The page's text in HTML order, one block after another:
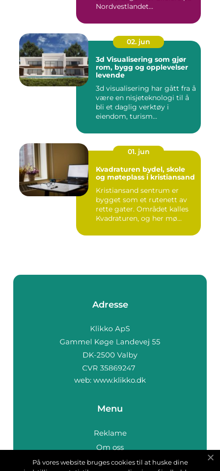
Nordvestlandet...
02. jun
3d Visualisering som gjør
rom, bygg og opplevelser
levende
3d visualisering har gått fra å
være en nisjeteknologi til å
bli et daglig verktøy i
eiendom, turism...
01. jun
Kvadraturen bydel, skole
og møteplass i kristiansand
Kristiansand sentrum er
bygget som et rutenett av
rette gater. Området kalles
Kvadraturen, og her mø...
Adresse
web: www.klikko.dk
Menu
Reklame
Om oss
Cookies
På vores website bruges cookies til at huske dine